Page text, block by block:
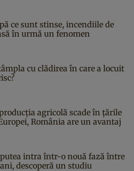
ce sunt stinse, incendiile de
în urmă un fenomen
cu clădirea în care a locuit
agricolă scade în țările
România are un avantaj
intra într-o nouă fază între
descoperă un studiu